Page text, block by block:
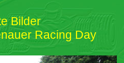
Bilder
Racing Day